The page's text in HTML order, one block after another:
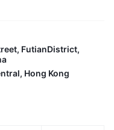
FutianDistrict,
Hong Kong